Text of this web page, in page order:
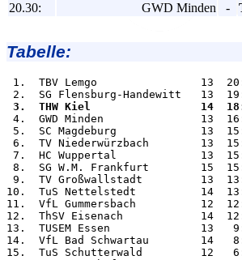
20.30:
GWD Minden -
Tabelle:
1.  TBV Lemgo                13
3.  THW Kiel                 14
4.  GWD Minden               13
5.  SC Magdeburg             13
6.  TV Niederwürzbach        13
7.  HC Wuppertal             13
8.  SG W.M. Frankfurt        15
9.  TV Großwallstadt         13
10.  TuS Nettelstedt          14
11.  VfL Gummersbach          12
12.  ThSV Eisenach            14
13.  TUSEM Essen              13
14.  VfL Bad Schwartau        14
15.  TuS Schutterwald         12